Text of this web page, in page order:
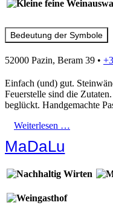
Bedeutung der Symbole
52000 Pazin, Beram 39 •
Einfach (und) gut.
Feuerstelle sind die
beglückt. Handgemachte
Weiterlesen …
MaDaLu